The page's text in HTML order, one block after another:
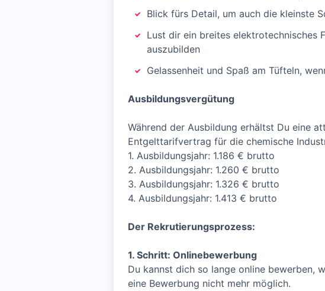
Blick fürs Detail, um auch die kleinste
Lust dir ein breites elektrotechnisches
auszubilden
Gelassenheit und Spaß am Tüfteln,
Ausbildungsvergütung
Während der Ausbildung erhältst Du eine
Entgelttarifvertrag für die chemische
1. Ausbildungsjahr: 1.186 € brutto
2. Ausbildungsjahr: 1.260 € brutto
3. Ausbildungsjahr: 1.326 € brutto
4. Ausbildungsjahr: 1.413 € brutto
Der Rekrutierungsprozess:
1. Schritt: Onlinebewerbung
Du kannst dich so lange online bewerben,
eine Bewerbung nicht mehr möglich.